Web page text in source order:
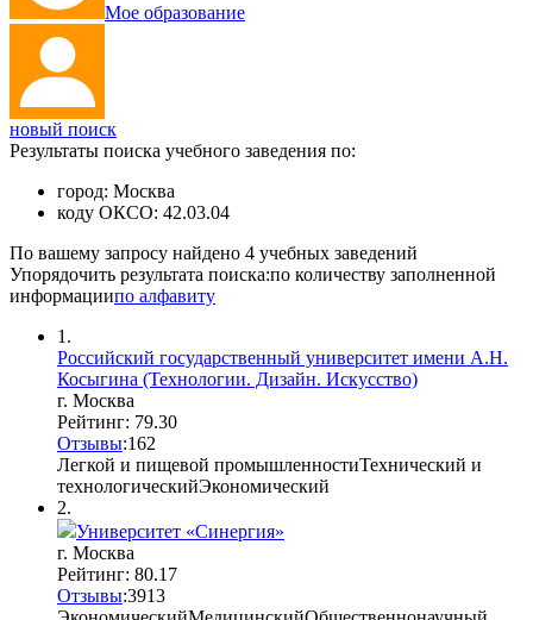
Мое образование
новый поиск
Результаты поиска учебного заведения по:
город: Москва
коду ОКСО: 42.03.04
По вашему запросу найдено 4 учебных заведений
Упорядочить результата поиска:по количеству заполненной
информациипо алфавиту
1.
Российский государственный университет имени А.Н.
Косыгина (Технологии. Дизайн. Искусство)
г. Москва
Рейтинг: 79.30
Отзывы:162
Легкой и пищевой промышленностиТехнический и
технологическийЭкономический
2.
Университет «Синергия»
г. Москва
Рейтинг: 80.17
Отзывы:3913